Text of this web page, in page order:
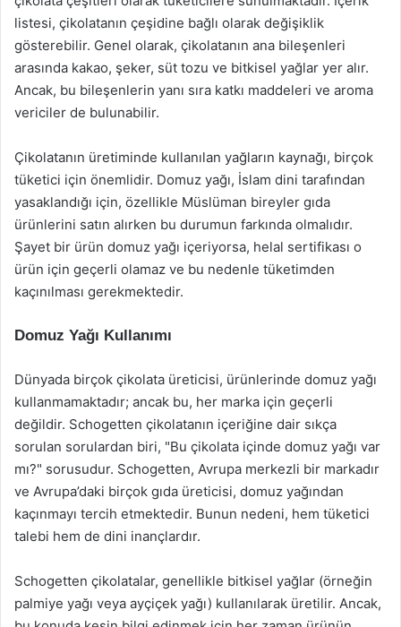
listesi, çikolatanın çeşidine bağlı olarak değişiklik
gösterebilir. Genel olarak, çikolatanın ana bileşenleri
arasında kakao, şeker, süt tozu ve bitkisel yağlar yer alır.
Ancak, bu bileşenlerin yanı sıra katkı maddeleri ve aroma
vericiler de bulunabilir.
Çikolatanın üretiminde kullanılan yağların kaynağı, birçok
tüketici için önemlidir. Domuz yağı, İslam dini tarafından
yasaklandığı için, özellikle Müslüman bireyler gıda
ürünlerini satın alırken bu durumun farkında olmalıdır.
Şayet bir ürün domuz yağı içeriyorsa, helal sertifikası o
ürün için geçerli olamaz ve bu nedenle tüketimden
kaçınılması gerekmektedir.
Domuz Yağı Kullanımı
Dünyada birçok çikolata üreticisi, ürünlerinde domuz yağı
kullanmamaktadır; ancak bu, her marka için geçerli
değildir. Schogetten çikolatanın içeriğine dair sıkça
sorulan sorulardan biri, "Bu çikolata içinde domuz yağı var
mı?" sorusudur. Schogetten, Avrupa merkezli bir markadır
ve Avrupa’daki birçok gıda üreticisi, domuz yağından
kaçınmayı tercih etmektedir. Bunun nedeni, hem tüketici
talebi hem de dini inançlardır.
Schogetten çikolatalar, genellikle bitkisel yağlar (örneğin
palmiye yağı veya ayçiçek yağı) kullanılarak üretilir. Ancak,